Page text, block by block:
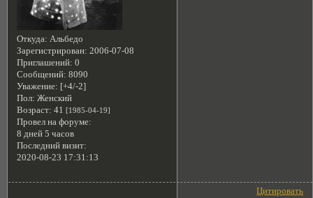
Откуда: Альбедо
Зарегистрирован: 2006-07-08
Приглашений: 0
Сообщений: 8090
Уважение: [+4/-2]
Пол: Женский
Возраст: 41 [1985-04-19]
Провел на форуме:
8 дней 5 часов
Последний визит:
2020-08-23 17:31:13
Цитировать